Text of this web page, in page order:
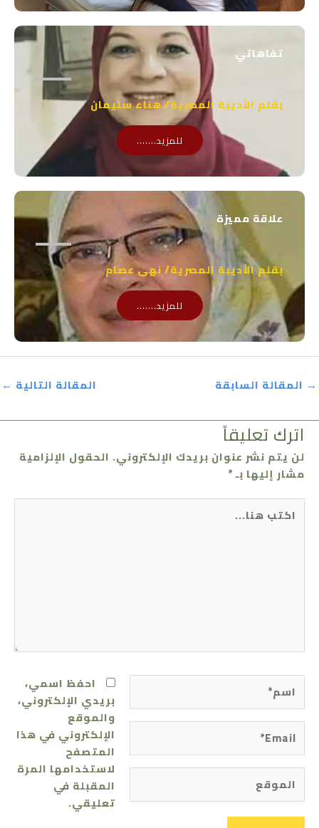
تفاهاتي
بقلم الأديبة المصرية/ هناء سليمان
للمزيد.......
علاقة مميزة
بقلم الأديبة المصرية/ نهى عصام
للمزيد.......
→ المقالة السابقة المقالة التالية ←
اترك تعليقاً
لن يتم نشر عنوان بريدك الإلكتروني. الحقول الإلزامية
مشار إليها بـ*
اكتب
هنا...
اسم*
احفظ اسمي،
بريدي الإلكتروني،
والموقع
الإلكتروني في هذا
المتصفح
لاستخدامها المرة
المقبلة في
تعليقي.